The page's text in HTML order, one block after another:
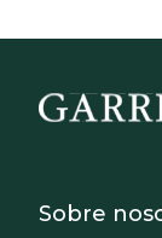
Footer
Sobre